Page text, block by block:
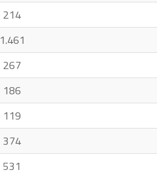
214
1.461
267
186
119
374
531